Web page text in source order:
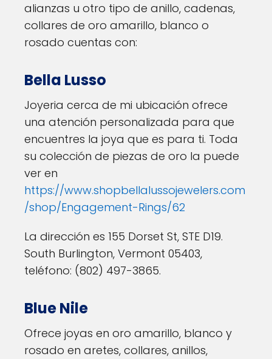
alianzas u otro tipo de anillo, cadenas,
collares de oro amarillo, blanco o
rosado cuentas con:
Bella Lusso
Joyeria cerca de mi ubicación ofrece
una atención personalizada para que
encuentres la joya que es para ti. Toda
su colección de piezas de oro la puede
ver en
https://www.shopbellalussojewelers.com
/shop/Engagement-Rings/62
La dirección es 155 Dorset St, STE D19.
South Burlington, Vermont 05403,
teléfono: (802) 497-3865.
Blue Nile
Ofrece joyas en oro amarillo, blanco y
rosado en aretes, collares, anillos,